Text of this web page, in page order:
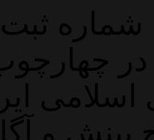
در
بینش و